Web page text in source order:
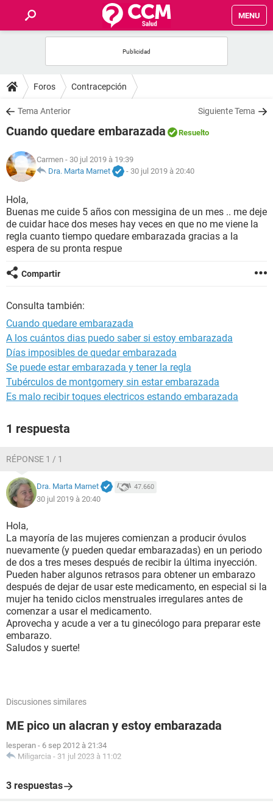
MENU
FORUMS
SALUD
NUTRICIÓN
BIENESTAR
SEXUALIDAD
GLOSARIO
Foros Contracepción
Tema Anterior Siguiente Tema
Cuando quedare embarazada Resuelto
Carmen - 30 jul 2019 à 19:39
Dra. Marta Marnet
- 30 jul 2019 à 20:40
Hola,
Buenas me cuide 5 años con messigina de un mes .. me deje
de cuidar hace dos meses hay veces en que no me viene la
regla cuanto tiempo quedare embarazada gracias a la
espera de su pronta respue
Compartir
Consulta también:
Cuando quedare embarazada
A los cuántos dias puedo saber si estoy embarazada
Días imposibles de quedar embarazada
Se puede estar embarazada y tener la regla
Tubérculos de montgomery sin estar embarazada
Es malo recibir toques electricos estando embarazada
1 respuesta
RÉPONSE 1 / 1
Dra. Marta Marnet 47.660
30 jul 2019 à 20:40
Hola,
La mayoría de las mujeres comienzan a producir óvulos
nuevamente (y pueden quedar embarazadas) en un periodo
de dos a tres meses después de recibir la última inyección.
Pueden haber algunos retrasos para obtener un embarazo
después de dejar de usar este medicamento, en especial si la
mujer ha tenido ciclos menstruales irregulares antes de
comenzar a usar el medicamento.
Aprovecha y acude a ver a tu ginecólogo para preparar este
embarazo.
Saludos y suerte!
Discusiones similares
ME pico un alacran y estoy embarazada
lesperan - 6 sep 2012 à 21:34
Miligarcia - 31 jul 2023 à 11:02
3 respuestas